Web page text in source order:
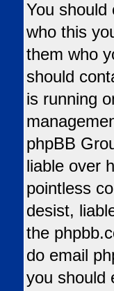
You
who this
them who
should
is running
phpBB
liable over
pointless
desist,
the
do email
you should